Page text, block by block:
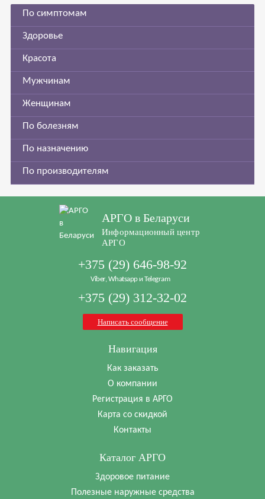
По симптомам
Здоровье
Красота
Мужчинам
Женщинам
По болезням
По назначению
По производителям
АРГО в Беларуси
Информационный центр
АРГО
+375 (29) 646-98-92
Viber, Whatsapp и Telegram
+375 (29) 312-32-02
Написать сообщение
Навигация
Как заказать
О компании
Регистрация в АРГО
Карта со скидкой
Контакты
Каталог АРГО
Здоровое питание
Полезные наружные средства